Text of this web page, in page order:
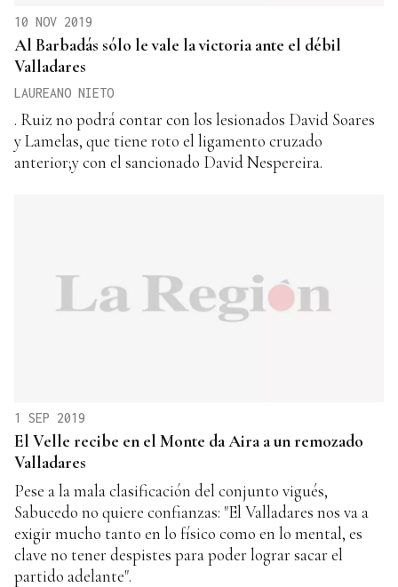
10 NOV 2019
Al Barbadás sólo le vale la victoria ante el débil
Valladares
LAUREANO NIETO
. Ruiz no podrá contar con los lesionados David Soares
y Lamelas, que tiene roto el ligamento cruzado
anterior;y con el sancionado David Nespereira.
1 SEP 2019
El Velle recibe en el Monte da Aira a un remozado
Valladares
Pese a la mala clasificación del conjunto vigués,
Sabucedo no quiere confianzas: "El Valladares nos va a
exigir mucho tanto en lo físico como en lo mental, es
clave no tener despistes para poder lograr sacar el
partido adelante".